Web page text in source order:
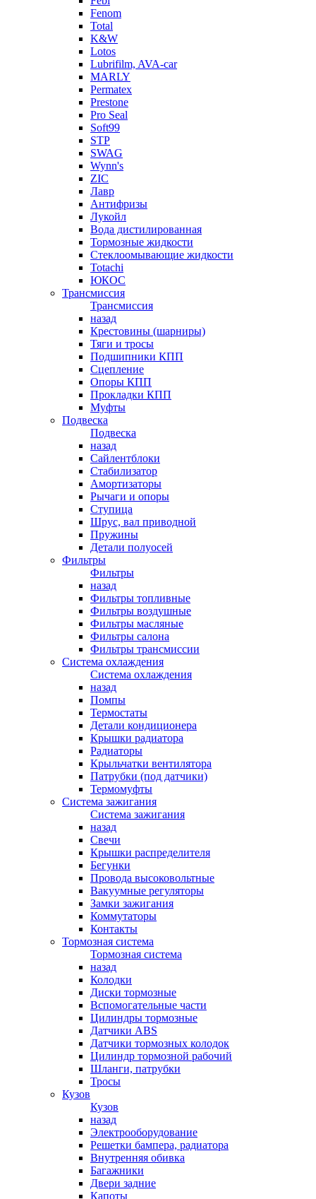
Fenom
Total
K&W
Lotos
Lubrifilm, AVA-car
MARLY
Permatex
Prestone
Pro Seal
Soft99
STP
SWAG
Wynn's
ZIC
Лавр
Антифризы
Лукойл
Вода дистилированная
Тормозные жидкости
Стеклоомывающие жидкости
Totachi
ЮКОС
Трансмиссия
Трансмиссия
назад
Крестовины (шарниры)
Тяги и тросы
Подшипники КПП
Сцепление
Опоры КПП
Прокладки КПП
Муфты
Подвеска
Подвеска
назад
Сайлентблоки
Стабилизатор
Амортизаторы
Рычаги и опоры
Ступица
Шрус, вал приводной
Пружины
Детали полуосей
Фильтры
Фильтры
назад
Фильтры топливные
Фильтры воздушные
Фильтры масляные
Фильтры салона
Фильтры трансмиссии
Система охлаждения
Система охлаждения
назад
Помпы
Термостаты
Детали кондиционера
Крышки радиатора
Радиаторы
Крыльчатки вентилятора
Патрубки (под датчики)
Термомуфты
Система зажигания
Система зажигания
назад
Свечи
Крышки распределителя
Бегунки
Провода высоковольтные
Вакуумные регуляторы
Замки зажигания
Коммутаторы
Контакты
Тормозная система
Тормозная система
назад
Колодки
Диски тормозные
Вспомогательные части
Цилиндры тормозные
Датчики ABS
Датчики тормозных колодок
Цилиндр тормозной рабочий
Шланги, патрубки
Тросы
Кузов
Кузов
назад
Электрооборудование
Решетки бампера, радиатора
Внутренняя обивка
Багажники
Двери задние
Капоты